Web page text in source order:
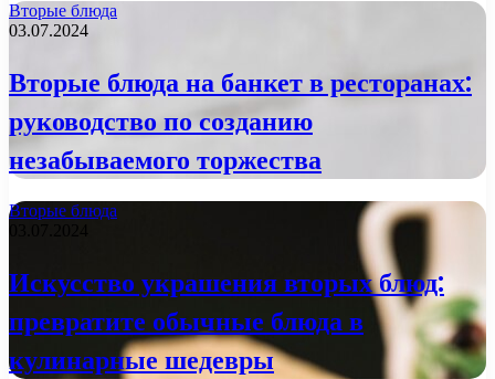
Вторые блюда
03.07.2024
Вторые блюда на банкет в ресторанах:
руководство по созданию
незабываемого торжества
Вторые блюда
Искусство украшения вторых блюд:
превратите обычные блюда в
кулинарные шедевры